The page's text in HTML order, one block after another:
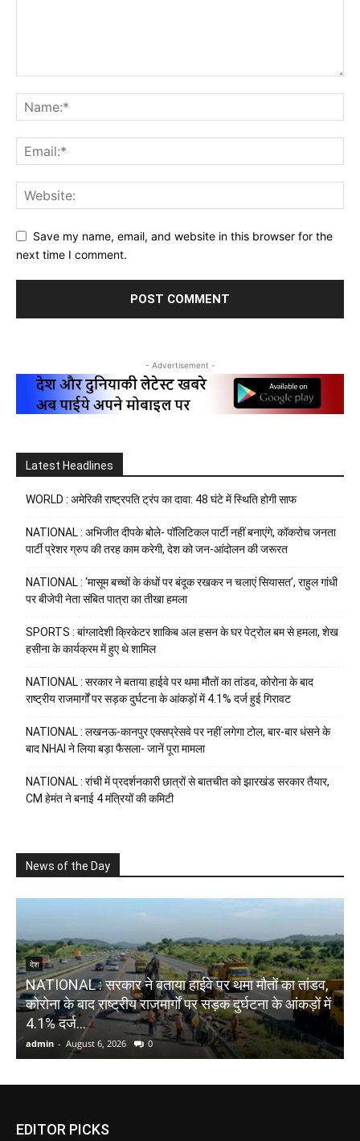
Save my name, email, and website in this browser for the
next time I comment.
- Advertisement -
Latest Headlines
WORLD : अमेरिकी राष्ट्रपति ट्रंप का दावा: 48 घंटे में स्थिति होगी साफ
NATIONAL : अभिजीत दीपके बोले- पॉलिटिकल पार्टी नहीं बनाएंगे, कॉकरोच जनता
पार्टी प्रेशर ग्रुप की तरह काम करेगी, देश को जन-आंदोलन की जरूरत
NATIONAL : ‘मासूम बच्चों के कंधों पर बंदूक रखकर न चलाएं सियासत’, राहुल गांधी
पर बीजेपी नेता संबित पात्रा का तीखा हमला
SPORTS : बांग्लादेशी क्रिकेटर शाकिब अल हसन के घर पेट्रोल बम से हमला, शेख
हसीना के कार्यक्रम में हुए थे शामिल
NATIONAL : सरकार ने बताया हाईवे पर थमा मौतों का तांडव, कोरोना के बाद
राष्ट्रीय राजमार्गों पर सड़क दुर्घटना के आंकड़ों में 4.1% दर्ज हुई गिरावट
NATIONAL : लखनऊ-कानपुर एक्सप्रेसवे पर नहीं लगेगा टोल, बार-बार धंसने के
बाद NHAI ने लिया बड़ा फैसला- जानें पूरा मामला
NATIONAL : रांची में प्रदर्शनकारी छात्रों से बातचीत को झारखंड सरकार तैयार,
CM हेमंत ने बनाई 4 मंत्रियों की कमिटी
News of the Day
देश
NATIONAL : सरकार ने बताया हाईवे पर थमा मौतों का तांडव,
कोरोना के बाद राष्ट्रीय राजमार्गों पर सड़क दुर्घटना के आंकड़ों में
4.1% दर्ज...
admin - August 6, 2026 0
EDITOR PICKS